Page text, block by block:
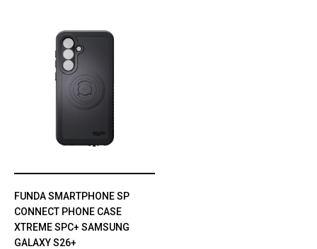
FUNDA SMARTPHONE SP
CONNECT PHONE CASE
XTREME SPC+ SAMSUNG
GALAXY S26+